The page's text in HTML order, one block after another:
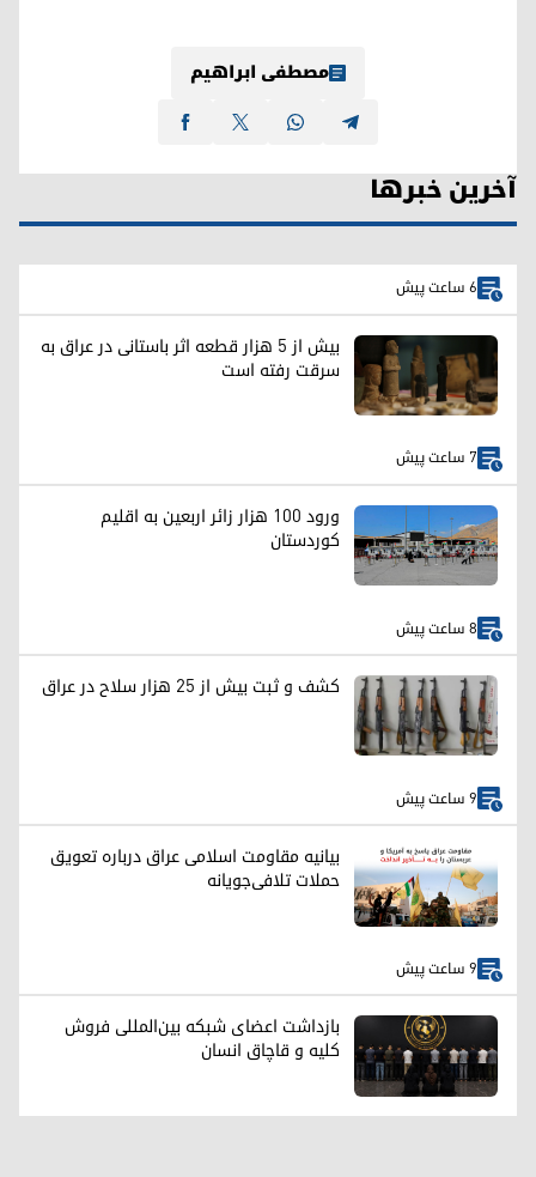
مصطفی ابراهیم
آخرین خبرها
6 ساعت پیش
بیش از ۵ هزار قطعه اثر باستانی در عراق به
سرقت رفته است
7 ساعت پیش
ورود ۱۰۰ هزار زائر اربعین به اقلیم
کوردستان
8 ساعت پیش
کشف و ثبت بیش از ۲۵ هزار سلاح در عراق
9 ساعت پیش
بیانیه مقاومت اسلامی عراق درباره تعویق
حملات تلافی‌جویانه
9 ساعت پیش
بازداشت اعضای شبکه بین‌المللی فروش
کلیه و قاچاق انسان